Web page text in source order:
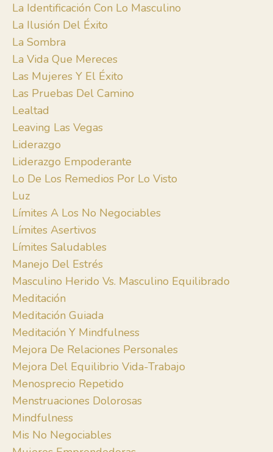
La Identificación Con Lo Masculino
La Ilusión Del Éxito
La Sombra
La Vida Que Mereces
Las Mujeres Y El Éxito
Las Pruebas Del Camino
Lealtad
Leaving Las Vegas
Liderazgo
Liderazgo Empoderante
Lo De Los Remedios Por Lo Visto
Luz
Límites A Los No Negociables
Límites Asertivos
Límites Saludables
Manejo Del Estrés
Masculino Herido Vs. Masculino Equilibrado
Meditación
Meditación Guiada
Meditación Y Mindfulness
Mejora De Relaciones Personales
Mejora Del Equilibrio Vida-Trabajo
Menosprecio Repetido
Menstruaciones Dolorosas
Mindfulness
Mis No Negociables